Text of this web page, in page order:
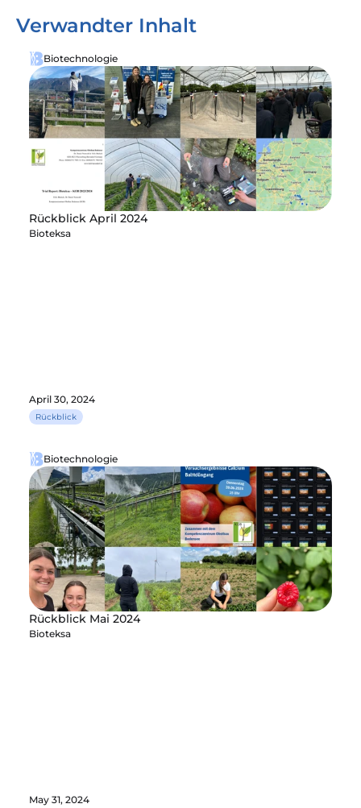
Verwandter Inhalt
Biotechnologie
Rückblick April 2024
Bioteksa
April 30, 2024
Rückblick
Biotechnologie
Rückblick Mai 2024
Bioteksa
May 31, 2024